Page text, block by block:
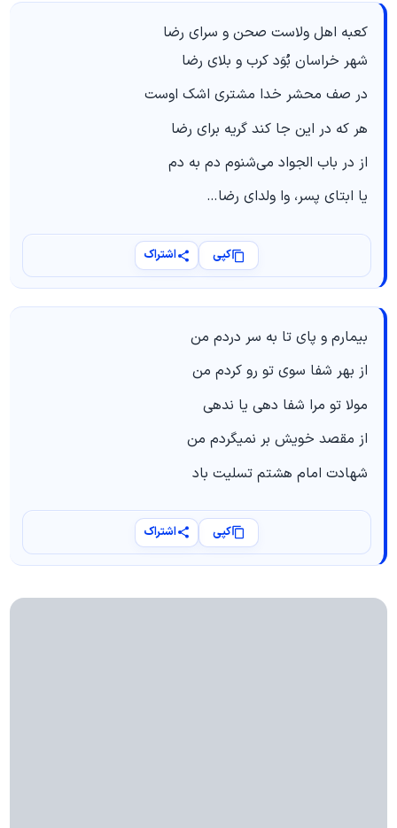
کعبه اهل ولاست صحن و سرای رضا
شهر خراسان بُوَد کرب و بلای رضا
در صف محشر خدا مشتری اشک اوست
هر که در این جا کند گریه برای رضا
از در باب الجواد می‌شنوم دم به دم
یا ابتای پسر، وا ولدای رضا…
کپی اشتراک
بیمارم و پای تا به سر دردم من
از بهر شفا سوی تو رو کردم من
مولا تو مرا شفا دهی یا ندهی
از مقصد خویش بر نمیگردم من
شهادت امام هشتم تسلیت باد
کپی اشتراک